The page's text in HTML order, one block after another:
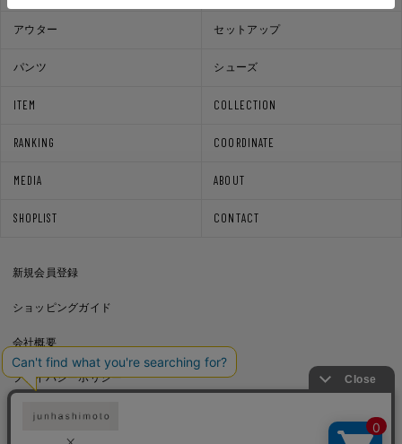
ITEM COLLECTION
RANKING COORDINATE
MEDIA ABOUT
SHOPLIST CONTACT
アウター セットアップ
パンツ シューズ
新規会員登録
ショッピングガイド
会社概要
プライバシーポリシー
通信販売法に基づく表記